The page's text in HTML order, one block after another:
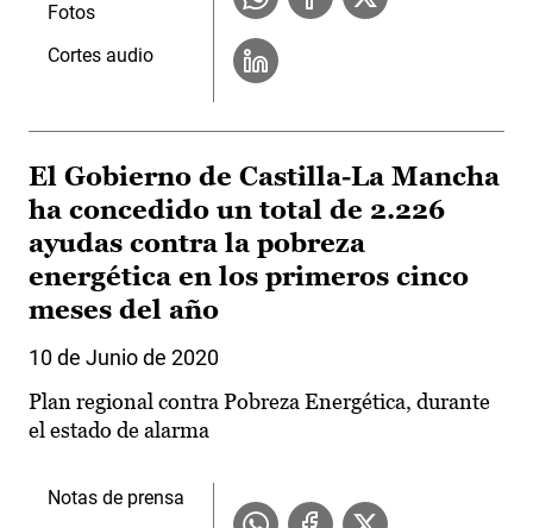
Fotos
Cortes audio
El Gobierno de Castilla-La Mancha
ha concedido un total de 2.226
ayudas contra la pobreza
energética en los primeros cinco
meses del año
10 de Junio de 2020
Plan regional contra Pobreza Energética, durante
el estado de alarma
Notas de prensa